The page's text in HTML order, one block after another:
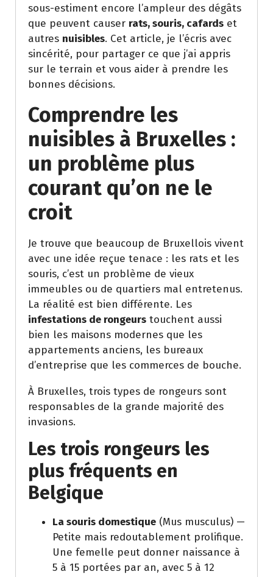
sous-estiment encore l’ampleur des dégâts
que peuvent causer rats, souris, cafards et
autres nuisibles. Cet article, je l’écris avec
sincérité, pour partager ce que j’ai appris
sur le terrain et vous aider à prendre les
bonnes décisions.
Comprendre les
nuisibles à Bruxelles :
un problème plus
courant qu’on ne le
croit
Je trouve que beaucoup de Bruxellois vivent
avec une idée reçue tenace : les rats et les
souris, c’est un problème de vieux
immeubles ou de quartiers mal entretenus.
La réalité est bien différente. Les
infestations de rongeurs touchent aussi
bien les maisons modernes que les
appartements anciens, les bureaux
d’entreprise que les commerces de bouche.
À Bruxelles, trois types de rongeurs sont
responsables de la grande majorité des
invasions.
Les trois rongeurs les
plus fréquents en
Belgique
La souris domestique (Mus musculus) —
Petite mais redoutablement prolifique.
Une femelle peut donner naissance à
5 à 15 portées par an, avec 5 à 12